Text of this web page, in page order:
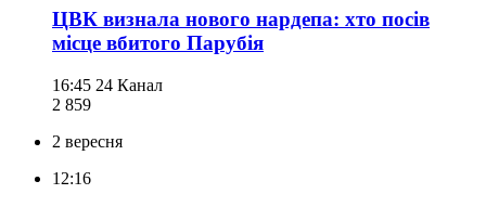
ЦВК визнала нового нардепа: хто посів
місце вбитого Парубія
16:45 24 Канал
2 859
2 вересня
12:16